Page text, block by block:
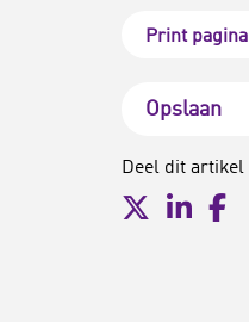
Print pagina
Opslaan
Deel dit artikel